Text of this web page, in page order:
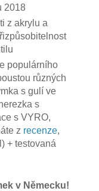
2018
z akrylu a
populárního
různých
s gulí ve
s
s VYRO,
z recenze,
+ testovaná
v Německu!